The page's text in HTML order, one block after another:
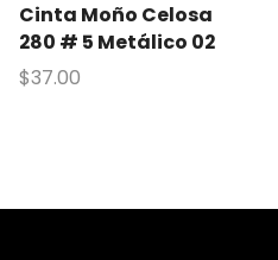
Cinta Moño Celosa
280 # 5 Metálico 02
$37.00